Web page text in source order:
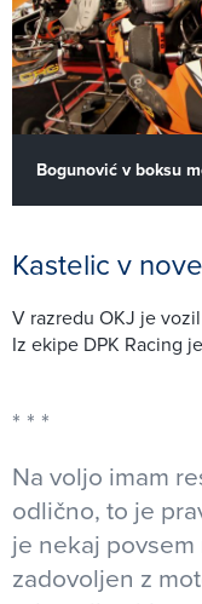
Bogunović v boksu
Kastelic v
V razredu OKJ je
Iz ekipe DPK Racing
Na voljo imam
odlično, to je
je nekaj
zadovoljen z